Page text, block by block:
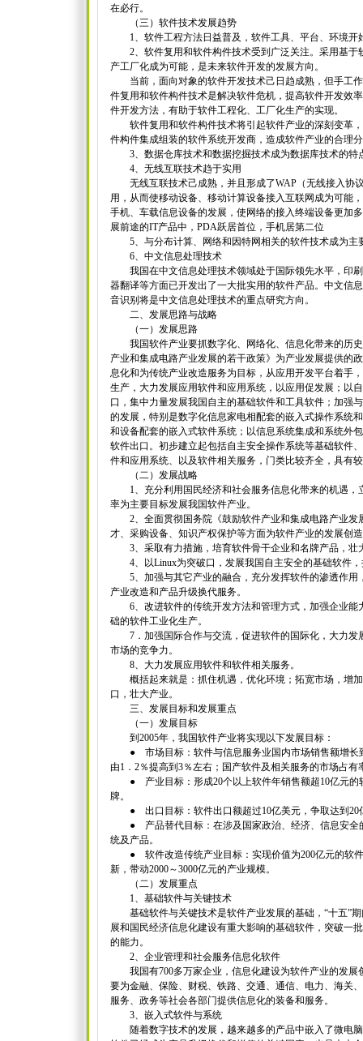
在必行。
（三）软件技术发展趋势
1、软件工程方法日益普及，软件工具、平台、环境开
2、软件复用和软件构件技术受到广泛关注。采用基于
产工厂化成为可能，是未来软件开发的发展方向。
当前，面向对象的软件开发技术己日趋成熟，但手工作
件复用和软件构件技术是解决软件危机，提高软件开发效
件开发方法，有助于软件工程化、工厂化生产的实现。
软件复用和软件构件技术将引起软件产业的深刻变革，
件构件集成组装的软件系统开发商，造成软件产业的合理
3、数据仓库技术和数据挖掘技术成为数据库技术的特
4、无线互联技术趋于实用
无线互联技术己成熟，并且形成了WAP（无线接入协
用，从而使移动设备、移动计算设备接入互联网成为可能
手机、车载信息设备的发展，使网络的接入终端设备更加
展前途的IT产品中，PDA跃居首位，手机居第二位
5、与分布计算、网络和因特网相关的软件技术成为主
6、中文信息处理技术
我国在中文信息处理技术领域处于国际领先水平，印刷
器翻译等方面已开发出了一大批实用的软件产品。中文信
音识别将是中文信息处理技术的重点研究方向。
二、发展思路与战略
（一）发展思路
我国软件产业要抓数字化、网络化、信息化带来的历史
产业和集成电路产业发展的若干政策》为产业发展提供的
息化和为传统产业改造服务为目标，从应用开发平台着手
生产，大力发展应用软件和应用系统，以应用促发展；以
口，集中力量发展我国自主的基础软件和工具软件；加强
的发展，特别是数字化信息家电相配套的嵌入式操作系统
和设备配套的嵌入式软件系统；以信息系统集成和系统外
软件出口。初步建立起包括自主安全操作系统等基础软件
件和应用系统、以及软件相关服务，门类比较齐全，具有
（二）发展战略
1、充分利用国民经济和社会服务信息化带来的机遇，
率为主要目标发展我国软件产业。
2、全面贯彻国务院《鼓励软件产业和集成电路产业发
才、采购设备、知识产权保护等方面为软件产业的发展创
3、采取有力措施，培育软件骨干企业和名牌产品，壮
4、以Linux为突破口，发展我国自主安全的基础软件，
5、加强与其它产业的融合，充分发挥软件的渗透作用
产业改造和产品升级换代服务。
6、改进软件的传统开发方法和管理方式，加强企业能
础的软件工业化生产。
7．加强国际合作与交流，促进软件的国际化，大力发
市场的竞争力。
8、大力发展应用软件和软件相关服务。
概括起来就是：抓住机遇，优化环境；拓宽市场，增加
口，壮大产业。
三、发展目标和发展重点
（一）发展目标
到2005年，我国软件产业将实现以下发展目标：
● 市场目标：软件与信息服务业国内市场销售额增长
由1．2％提高到3％左右；国产软件及相关服务的市场占有
● 产业目标：形成20个以上软件年销售额超10亿元的
牌。
● 出口目标：软件出口额超过10亿美元，争取达到20
● 产品替代目标：在涉及国家政治、经济、信息安全
统及产品。
● 软件改造传统产业目标：实现价值为200亿元的软件
新，带动2000～3000亿元的产业规模。
（二）发展重点
1、基础软件与关键技术
基础软件与关键技术是软件产业发展的基础，“十五”期
展和国民经济信息化建设有重大影响的基础软件，突破一
的能力。
2、企业管理和社会服务信息化软件
我国有700多万家企业，信息化建设为软件产业的发展
要为金融、保险、财税、铁路、交通、通信、电力、海关
服务、政务等社会各部门提供信息化的装备和服务。
3、嵌入式软件与系统
随着数字技术的发展，越来越多的产品中嵌入了微电脑